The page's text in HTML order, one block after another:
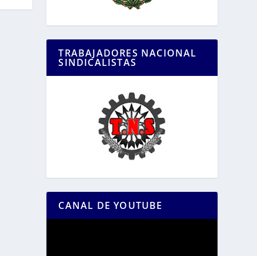
TRABAJADORES NACIONAL
SINDICALISTAS
CANAL DE YOUTUBE